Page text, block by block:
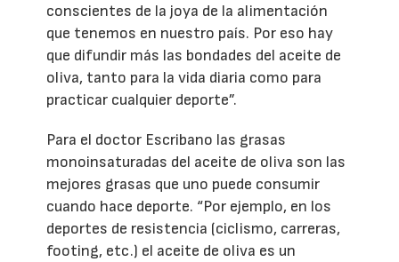
conscientes de la joya de la alimentación
que tenemos en nuestro país. Por eso hay
que difundir más las bondades del aceite de
oliva, tanto para la vida diaria como para
practicar cualquier deporte”.
Para el doctor Escribano las grasas
monoinsaturadas del aceite de oliva son las
mejores grasas que uno puede consumir
cuando hace deporte. “Por ejemplo, en los
deportes de resistencia (ciclismo, carreras,
footing, etc.) el aceite de oliva es un